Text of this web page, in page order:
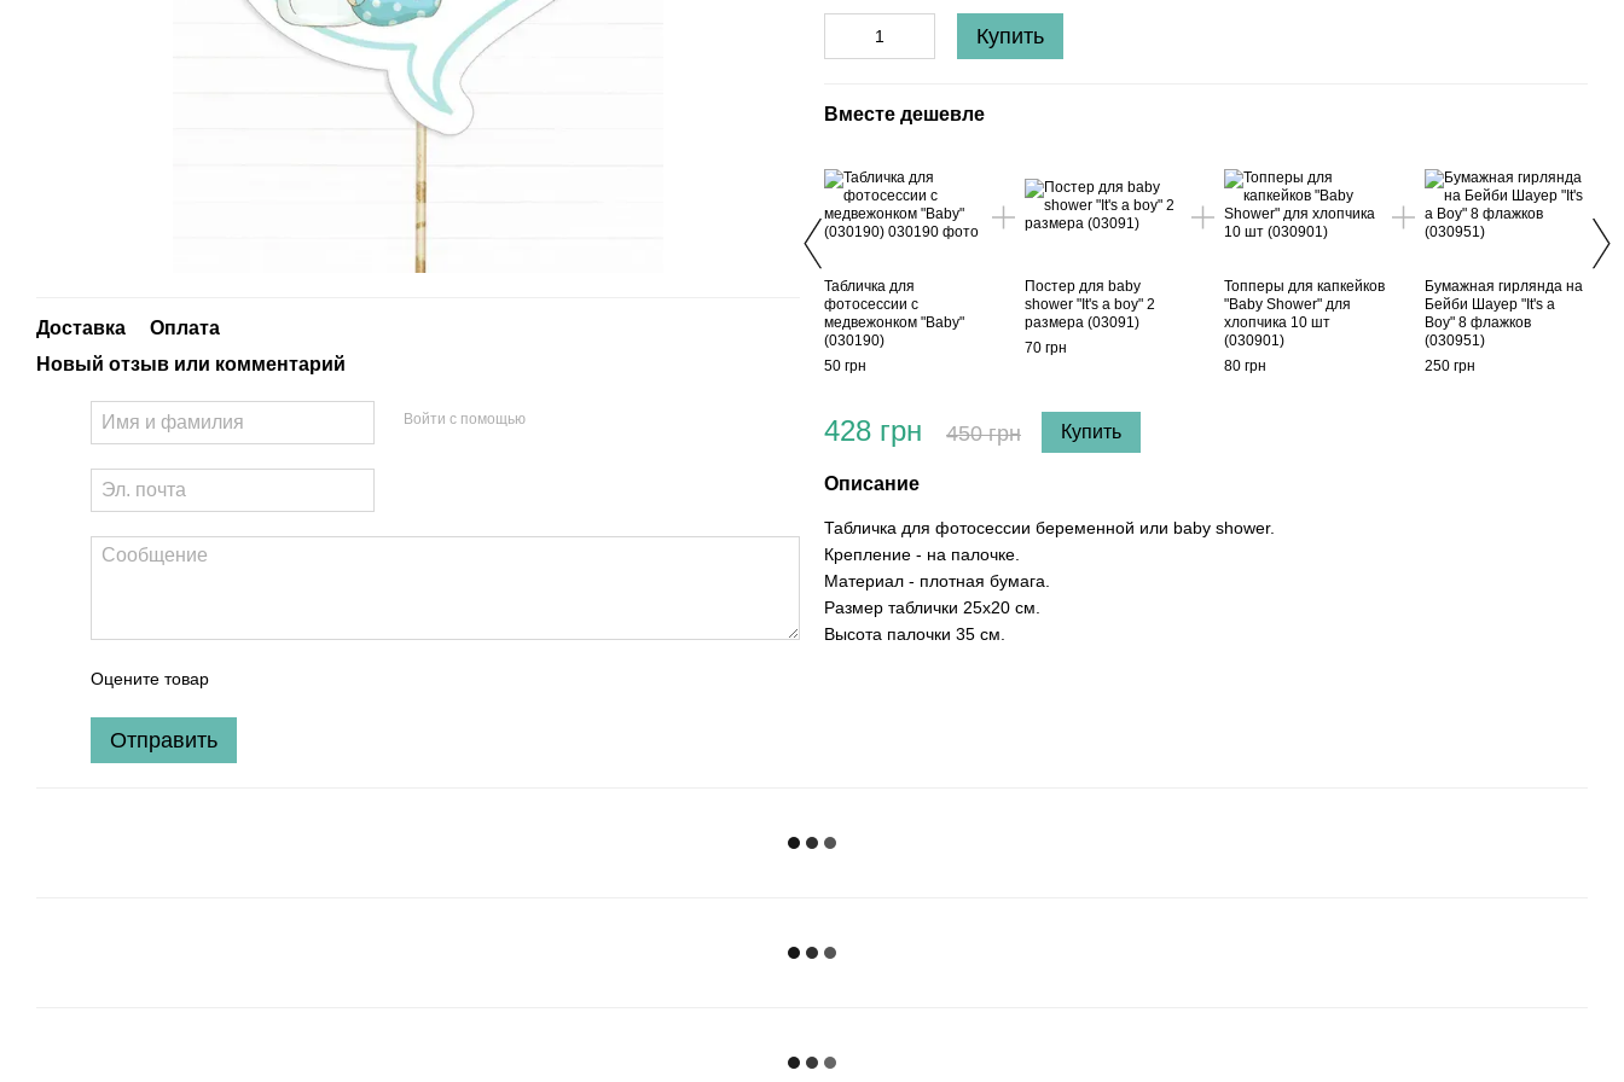
Доставка
Оплата
Новый отзыв или комментарий
Войти с помощью
Оцените товар
Отправить
Купить
Вместе дешевле
Табличка для
фотосессии с
медвежонком "Baby"
(030190)
50 грн
Постер для baby
shower "It's a boy" 2
размера (03091)
70 грн
Топперы для капкейков
"Baby Shower" для
хлопчика 10 шт
(030901)
80 грн
Бумажная гирлянда на
Бейби Шауер "It's a
Boy" 8 флажков
(030951)
250 грн
428 грн 450 грн Купить
Описание
Табличка для фотосессии беременной или baby shower.
Крепление - на палочке.
Материал - плотная бумага.
Размер таблички 25х20 см.
Высота палочки 35 см.